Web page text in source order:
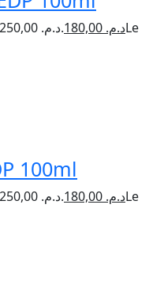
Le prix initial était : د.م. 250,00. د.م.Le
100ml
Le prix initial était : د.م. 250,00. د.م.Le